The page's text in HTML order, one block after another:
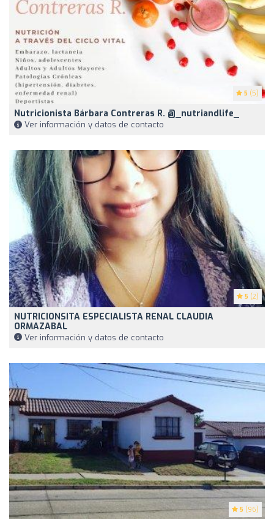
5 (5)
Nutricionista Bárbara Contreras R. @_nutriandlife_
Ver información y datos de contacto
5 (2)
NUTRICIONSITA ESPECIALISTA RENAL CLAUDIA
ORMAZABAL
Ver información y datos de contacto
5 (96)